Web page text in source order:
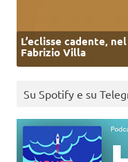
L’eclisse cadente,
Fabrizio Villa
Su Spotify e su